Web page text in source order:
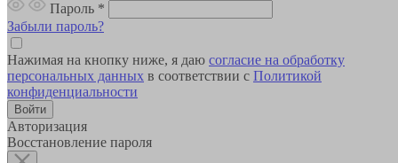
Пароль *
Забыли пароль?
Нажимая на кнопку ниже, я даю согласие на обработку
персональных данных в соответствии с Политикой
конфиденциальности
Авторизация
Восстановление пароля